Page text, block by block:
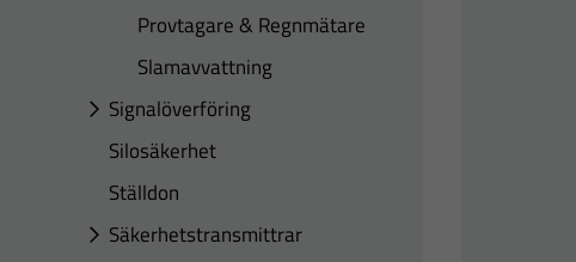
Provtagare & Regnmätare
Slamavvattning
Signalöverföring
Silosäkerhet
Ställdon
Säkerhetstransmittrar